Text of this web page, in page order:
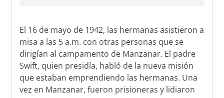
El 16 de mayo de 1942, las hermanas asistieron a
misa a las 5 a.m. con otras personas que se
dirigían al campamento de Manzanar. El padre
Swift, quien presidía, habló de la nueva misión
que estaban emprendiendo las hermanas. Una
vez en Manzanar, fueron prisioneras y lidiaron